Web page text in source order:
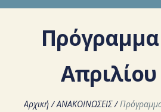
Απριλίου
Αρχική /ΑΝΑΚΟΙΝΩΣΕΙΣ /